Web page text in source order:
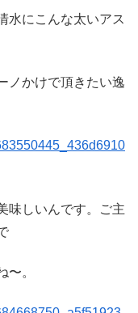
水にこんな太いアス
ノかけで頂きたい逸
味しいんです。ご主
〜。